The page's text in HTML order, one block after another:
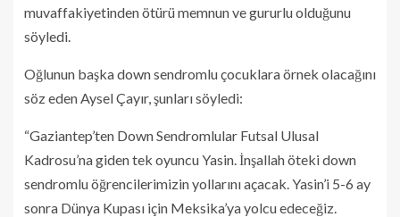
muvaffakiyetinden ötürü memnun ve gururlu olduğunu
söyledi.
Oğlunun başka down sendromlu çocuklara örnek olacağını
söz eden Aysel Çayır, şunları söyledi:
“Gaziantep’ten Down Sendromlular Futsal Ulusal
Kadrosu’na giden tek oyuncu Yasin. İnşallah öteki down
sendromlu öğrencilerimizin yollarını açacak. Yasin’i 5-6 ay
sonra Dünya Kupası için Meksika’ya yolcu edeceğiz.